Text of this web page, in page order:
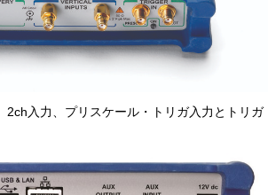
2ch入力、プリスケール・トリガ入力とトリガ